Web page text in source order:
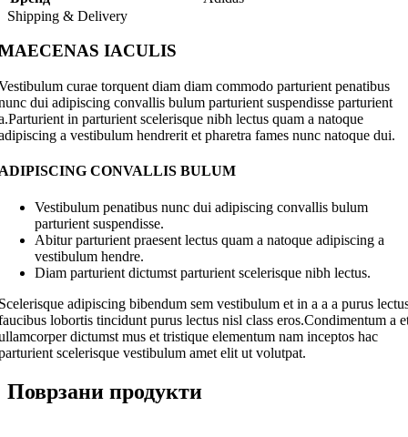
Shipping & Delivery
IACULIS
curae torquent diam diam commodo parturient penatibus
dui adipiscing convallis bulum parturient suspendisse parturient
in parturient scelerisque nibh lectus quam a natoque
a vestibulum hendrerit et pharetra fames nunc natoque dui.
CONVALLIS BULUM
Vestibulum penatibus nunc dui adipiscing convallis bulum
parturient suspendisse.
Abitur parturient praesent lectus quam a natoque adipiscing a
vestibulum hendre.
Diam parturient dictumst parturient scelerisque nibh lectus.
adipiscing bibendum sem vestibulum et in a a a purus
lobortis tincidunt purus lectus nisl class eros.Condimentum a
dictumst mus et tristique elementum nam inceptos hac
scelerisque vestibulum amet elit ut volutpat.
Поврзани продукти